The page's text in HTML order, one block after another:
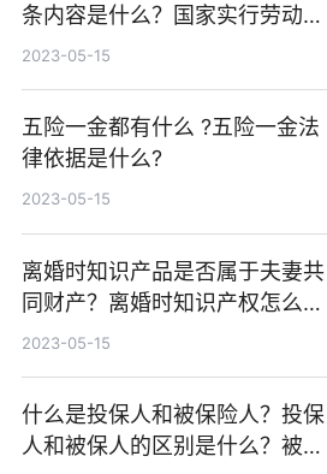
条内容是什么？国家实行劳动者
每日工作时间不超过几小时？
2023-05-15
五险一金都有什么 ?五险一金法
律依据是什么?
2023-05-15
离婚时知识产品是否属于夫妻共
同财产？离婚时知识产权怎么分
割？
2023-05-15
什么是投保人和被保险人？投保
人和被保人的区别是什么？被保